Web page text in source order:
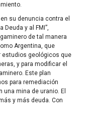
su denuncia contra el
Deuda y al FMI”,
de tal manera
Argentina, que
estudios geológicos que
y para modificar el
Este plan
para remediación
mina de uranio. El
y más deuda. Con